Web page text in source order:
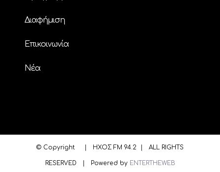
Διαφήμιση
Επικοινωνία
Nέα
© Copyright | ΗΧΟΣ FM 94.2 | ALL RIGHTS
RESERVED | Powered by ENTERTHEWEB